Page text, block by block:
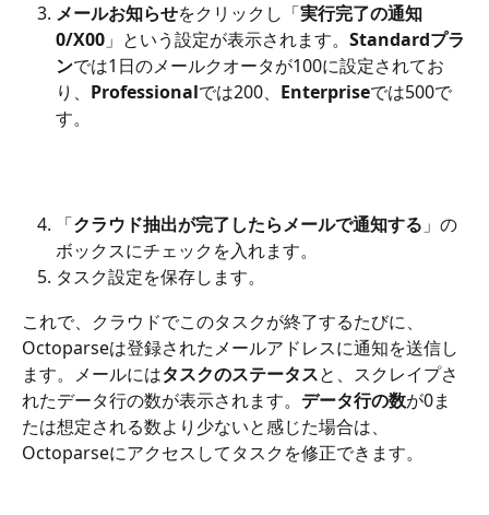
メールお知らせをクリックし「実行完了の通知
0/X00」という設定が表示されます。 Standardプラ
ンでは1日のメールクオータが100に設定されてお
り、 Professionalでは200、 Enterpriseでは500で
す。
「クラウド抽出が完了したらメールで通知する 」の
ボックスにチェックを入れます。
タスク設定を保存します。
これで、クラウドでこのタスクが終了するたびに、
Octoparseは登録されたメールアドレスに通知を送信し
ます。メールにはタスクのステータスと、スクレイプさ
れたデータ行の数が表示されます。 データ行の数が0ま
たは想定される数より少ないと感じた場合は、
Octoparseにアクセスしてタスクを修正できます。